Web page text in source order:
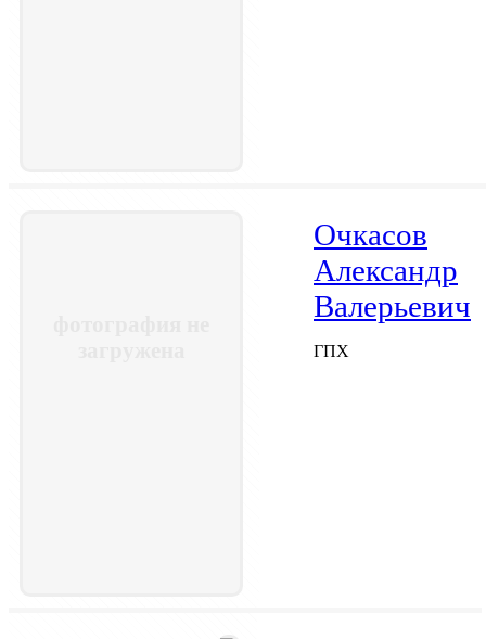
Очкасов
Александр
Валерьевич
ГПХ